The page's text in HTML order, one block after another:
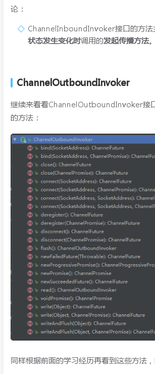
论：
ChannelInboundInvoker接口的方法
状态发生变化时调用的发起传播方法。
ChannelOutboundInvoker
继续来看看ChannelOutboundInvoker接
的方法：
同样根据前面的学习经历再看到这些方法